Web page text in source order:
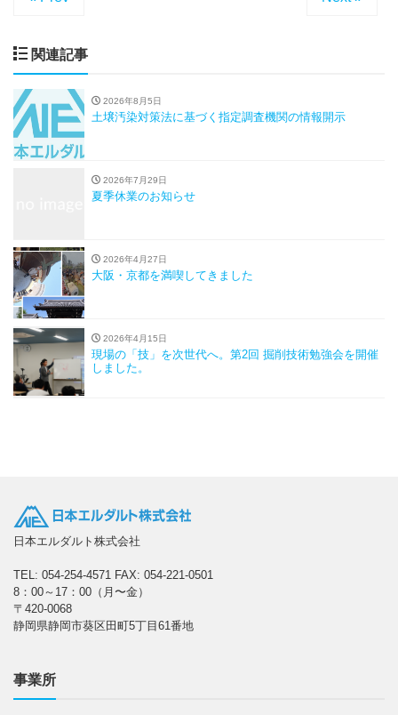
関連記事
2026年8月5日
土壌汚染対策法に基づく指定調査機関の情報開示
2026年7月29日
夏季休業のお知らせ
2026年4月27日
大阪・京都を満喫してきました
2026年4月15日
現場の「技」を次世代へ。第2回 掘削技術勉強会を開催
しました。
日本エルダルト株式会社
TEL: 054-254-4571 FAX: 054-221-0501
8：00～17：00（月〜金）
〒420-0068
静岡県静岡市葵区田町5丁目61番地
事業所